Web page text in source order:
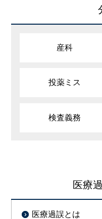
産科
投薬ミス
検査義務
医療
医療過誤とは